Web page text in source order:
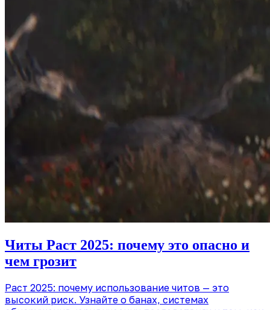
Читы Раст 2025: почему это опасно и
чем грозит
Раст 2025: почему использование читов — это
высокий риск. Узнайте о банах, системах